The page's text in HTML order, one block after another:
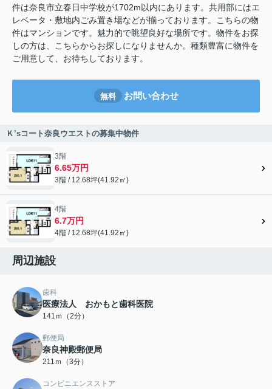
件は奈良市立春日中学校が1702m以内にあります。共用部にはエ
レベータ・敷地内ごみ置き場などが揃っております。こちらの物
件はマンションです。魅力的で眺望良好な場所です。物件をお探
しの方は、こちらからお探しになりませんか。種類豊富に物件を
ご用意して、お待ちしております。
無料 お問い合わせ
Ｋ’sコート奈良ウエストの募集中物件
3階
6.65万円
3階 / 12.68坪(41.92㎡)
4階
6.7万円
4階 / 12.68坪(41.92㎡)
周辺施設
歯科
医療法人 おかもと歯科医院
141ｍ（2分）
郵便局
奈良神殿郵便局
211ｍ（3分）
コンビニエンスストア